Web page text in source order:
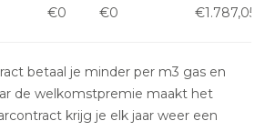
€0 €0 €1.787,05
betaal je minder per m3 gas en
de welkomstpremie maakt het
krijg je elk jaar weer een